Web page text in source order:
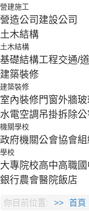
營建施工
營造公司 建設公司
土木結構
土木結構
基礎結構工程交通/
建築裝修
建築裝修
室內裝修門窗外牆玻
水電空調 吊掛拆除公
機關學校
政府機關公會協會組
學校
大專院校高中高職
銀行農會醫院飯店
你目前位置: 首頁